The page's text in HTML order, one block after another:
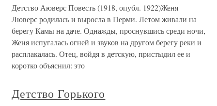
Детство Аюверс Повесть (1918, опубл. 1922)Женя
Люверс родилась и выросла в Перми. Летом живали на
берегу Камы на даче. Однажды, проснувшись среди ночи,
Женя испугалась огней и звуков на другом берегу реки и
расплакалась. Отец, войдя в детскую, пристыдил ее и
коротко объяснил: это
Детство Горького